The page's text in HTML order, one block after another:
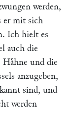
werden,
er mit sich
Ich hielt es
auch die
Haͤhne und die
anzugeben,
sind, und
werden